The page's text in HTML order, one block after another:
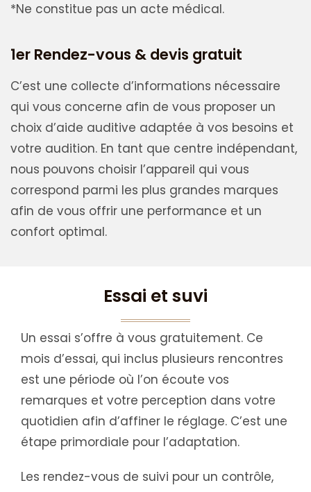
*Ne constitue pas un acte médical.
1er Rendez-vous & devis gratuit
C’est une collecte d’informations nécessaire
qui vous concerne afin de vous proposer un
choix d’aide auditive adaptée à vos besoins et
votre audition. En tant que centre indépendant,
nous pouvons choisir l’appareil qui vous
correspond parmi les plus grandes marques
afin de vous offrir une performance et un
confort optimal.
Essai et suvi
Un essai s’offre à vous gratuitement. Ce
mois d’essai, qui inclus plusieurs rencontres
est une période où l’on écoute vos
remarques et votre perception dans votre
quotidien afin d’affiner le réglage. C’est une
étape primordiale pour l’adaptation.
Les rendez-vous de suivi pour un contrôle,